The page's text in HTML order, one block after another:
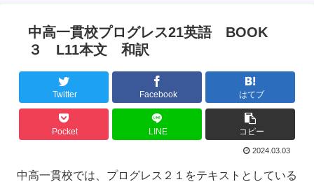
中高一貫校プログレス21英語 BOOK
３ L11本文 和訳
Twitter Facebook はてブ
Pocket LINE コピー
2024.03.03
中高一貫校では、プログレス２１をテキストとしている